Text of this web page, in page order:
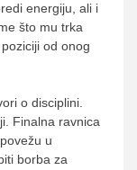
energiju, ali i
što mu trka
od onog
o disciplini.
Finalna ravnica
u
borba za